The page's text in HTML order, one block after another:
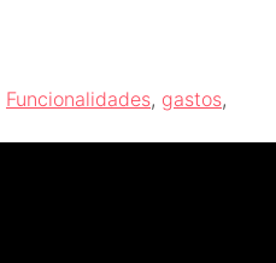
Funcionalidades, gastos,